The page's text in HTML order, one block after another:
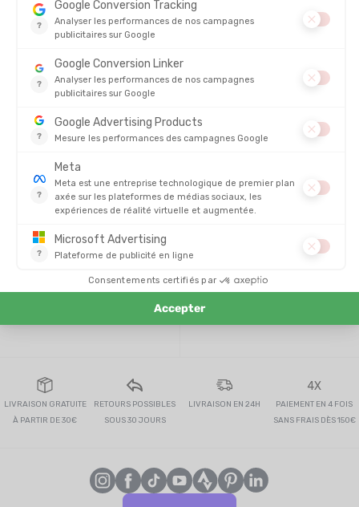
3. Durabilité et qualité
Les enfants sont de vrais testeurs de l’extrême : l’équipement
reconnues pour leur fiabilité et leur expertise dans les sports
outdoor :The North Face,Patagonia, etc.
maintenant notre collection d’accessoires de trail et
running enfantssur notre site ou en boutique, et n'hésitez
varier les plaisirs ! Avec
sportives en famillen’auront jamais été aussi fun et
mémorables !
LIVRAISON GRATUITE
À PARTIR DE 30€
RETOURS POSSIBLES
SOUS 30 JOURS
LIVRAISON EN 24H
4X
PAIEMENT EN 4 FOIS
SANS FRAIS DÈS 150€